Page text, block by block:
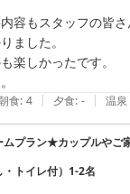
容もスタッフの皆さ
ました。
楽しかったです。
食: 4 | 夕食: - | 温泉
ムプラン★カップルやご
トイレ付）1-2名